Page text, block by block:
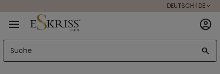
DEUTSCH | DE